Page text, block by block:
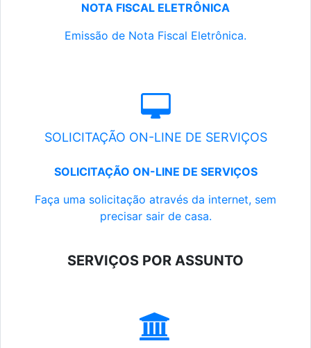
NOTA FISCAL ELETRÔNICA
Emissão de Nota Fiscal Eletrônica.
SOLICITAÇÃO ON-LINE DE SERVIÇOS
SOLICITAÇÃO ON-LINE DE SERVIÇOS
Faça uma solicitação através da internet, sem
precisar sair de casa.
SERVIÇOS POR ASSUNTO